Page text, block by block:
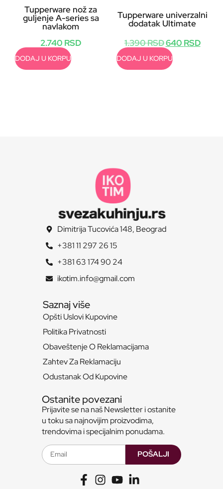
Tupperware nož za
guljenje A-series sa
navlakom
2.740 RSD
DODAJ U KORPU
Tupperware univerzalni
dodatak Ultimate
1.390RSD640 RSD
DODAJ U KORPU
Dimitrija Tucovića 148, Beograd
+381 11 297 26 15
+381 63 174 90 24
ikotim.info@gmail.com
Saznaj više
Opšti Uslovi Kupovine
Politika Privatnosti
Obaveštenje O Reklamacijama
Zahtev Za Reklamaciju
Odustanak Od Kupovine
Ostanite povezani
Prijavite se na naš Newsletter i ostanite
u toku sa najnovijim proizvodima,
trendovima i specijalnim ponudama.
POŠALJI